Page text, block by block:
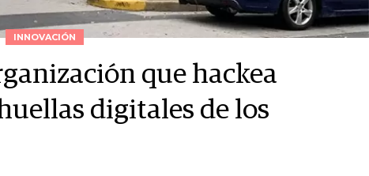
INNOVACIÓN
que hackea
digitales de los